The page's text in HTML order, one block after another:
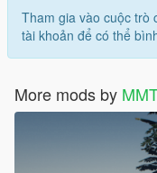
Tham gia vào cuộc trò
tài khoản để có thể
More mods by